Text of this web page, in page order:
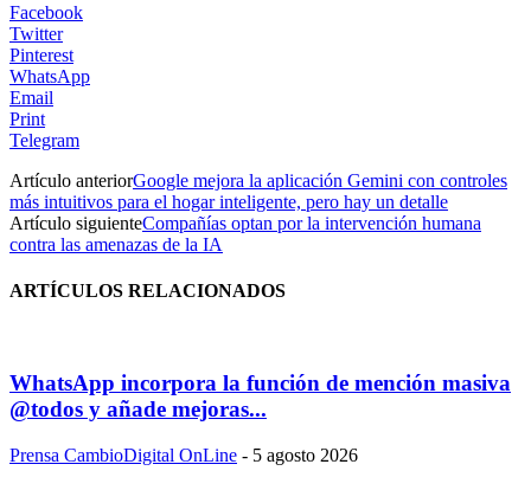
Facebook
Twitter
Pinterest
WhatsApp
Email
Print
Telegram
Artículo anteriorGoogle mejora la aplicación Gemini con controles
más intuitivos para el hogar inteligente, pero hay un detalle
Artículo siguienteCompañías optan por la intervención humana
contra las amenazas de la IA
ARTÍCULOS RELACIONADOS
WhatsApp incorpora la función de mención masiva
@todos y añade mejoras...
Prensa CambioDigital OnLine - 5 agosto 2026